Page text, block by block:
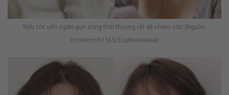
Kiểu tóc uốn ngắn gợn sóng thời thượng rất dễ chăm sóc (Nguồn:
moslemsh1365/Euphrasiaaaa)